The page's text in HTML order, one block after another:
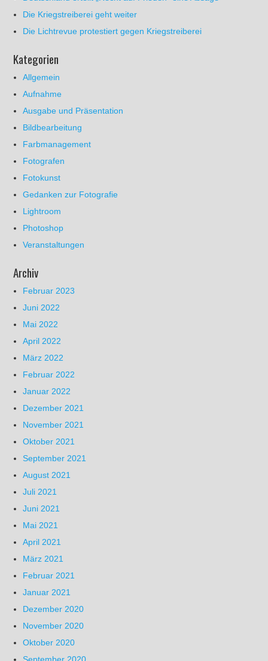
Die Kriegstreiberei geht weiter
Die Lichtrevue protestiert gegen Kriegstreiberei
Kategorien
Allgemein
Aufnahme
Ausgabe und Präsentation
Bildbearbeitung
Farbmanagement
Fotografen
Fotokunst
Gedanken zur Fotografie
Lightroom
Photoshop
Veranstaltungen
Archiv
Februar 2023
Juni 2022
Mai 2022
April 2022
März 2022
Februar 2022
Januar 2022
Dezember 2021
November 2021
Oktober 2021
September 2021
August 2021
Juli 2021
Juni 2021
Mai 2021
April 2021
März 2021
Februar 2021
Januar 2021
Dezember 2020
November 2020
Oktober 2020